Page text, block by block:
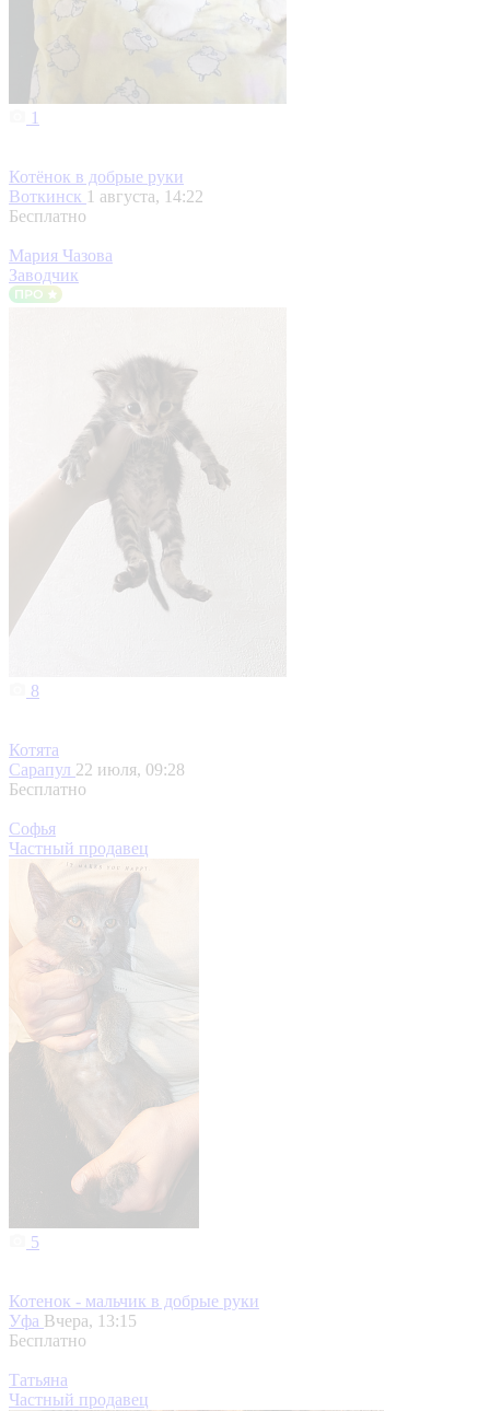
1
Котёнок в добрые руки
Воткинск 1 августа, 14:22
Бесплатно
Мария Чазова
Заводчик
8
Котята
Сарапул 22 июля, 09:28
Бесплатно
Софья
Частный продавец
5
Котенок - мальчик в добрые руки
Уфа Вчера, 13:15
Бесплатно
Татьяна
Частный продавец